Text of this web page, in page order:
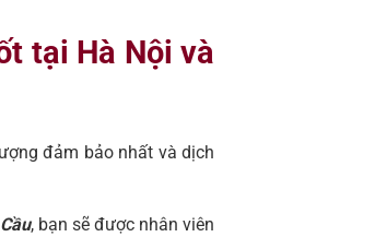
tại Hà Nội và
đảm bảo nhất và dịch
, bạn sẽ được nhân viên